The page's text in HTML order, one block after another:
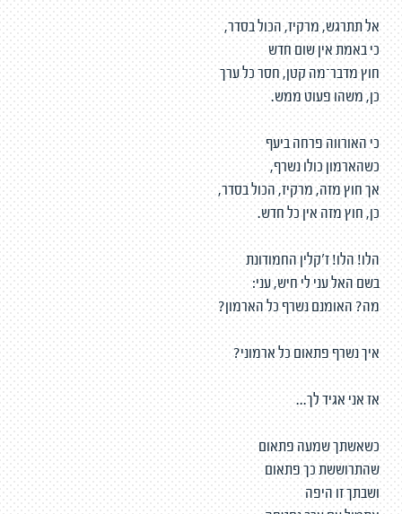
אל תתרגש, מרקיז, הכול בסדר,
כי באמת אין שום חדש
חוץ מדבר־מה קטן, חסר כל ערך
כן, משהו פעוט ממש.
כי האורווה פרחה ביעף
כשהארמון כולו נשרף,
אך חוץ מזה, מרקיז, הכול בסדר,
כן, חוץ מזה אין כל חדש.
הלו! הלו! ז'קלין החמודונת
בשם האל עני לי חיש, עני:
מה? האומנם נשרף כל הארמון?
איך נשרף פתאום כל ארמוני?
אז אני אגיד לך...
כשאשתך שמעה פתאום
שהתרוששת כך פתאום
ושבתך זו היפה